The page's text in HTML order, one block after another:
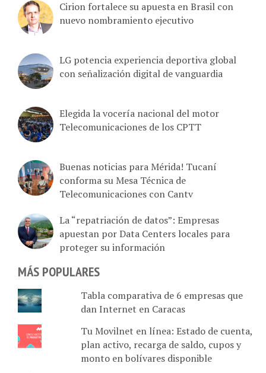
Cirion fortalece su apuesta en Brasil con
nuevo nombramiento ejecutivo
LG potencia experiencia deportiva global
con señalización digital de vanguardia
Elegida la vocería nacional del motor
Telecomunicaciones de los CPTT
Buenas noticias para Mérida! Tucaní
conforma su Mesa Técnica de
Telecomunicaciones con Cantv
La “repatriación de datos”: Empresas
apuestan por Data Centers locales para
proteger su información
MÁS POPULARES
Tabla comparativa de 6 empresas que
dan Internet en Caracas
Tu Movilnet en línea: Estado de cuenta,
plan activo, recarga de saldo, cupos y
monto en bolívares disponible